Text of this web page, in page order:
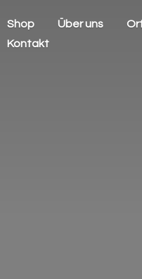
Shop Über uns
Kontakt